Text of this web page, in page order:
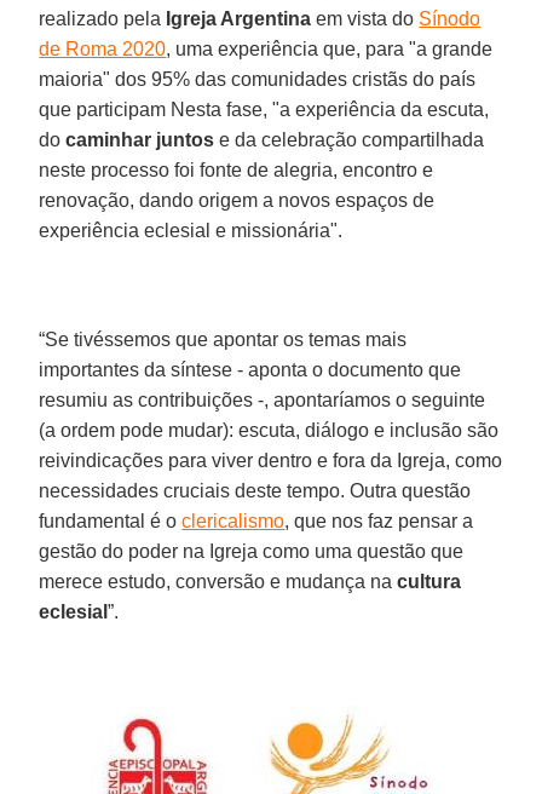
realizado pela Igreja Argentina em vista do Sínodo
de Roma 2020, uma experiência que, para "a grande
maioria" dos 95% das comunidades cristãs do país
que participam Nesta fase, "a experiência da escuta,
docaminhar juntos e da celebração compartilhada
neste processo foi fonte de alegria, encontro e
renovação, dando origem a novos espaços de
experiência eclesial e missionária".
“Se tivéssemos que apontar os temas mais
importantes da síntese - aponta o documento que
resumiu as contribuições -, apontaríamos o seguinte
(a ordem pode mudar): escuta, diálogo e inclusão são
reivindicações para viver dentro e fora da Igreja, como
necessidades cruciais deste tempo. Outra questão
fundamental é oclericalismo, que nos faz pensar a
gestão do poder na Igreja como uma questão que
merece estudo, conversão e mudança nacultura
eclesial”.